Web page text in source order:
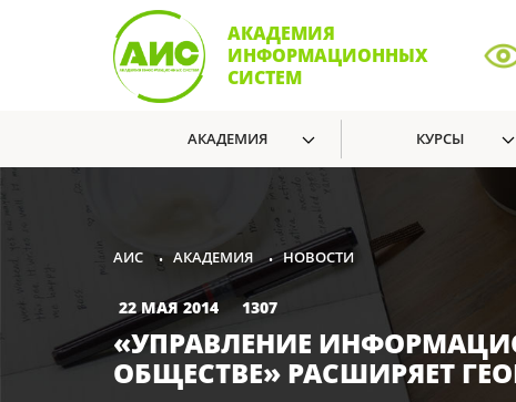
АКАДЕМИЯ
ИНФОРМАЦИОННЫХ
СИСТЕМ
АКАДЕМИЯ КУРСЫ
АИС • АКАДЕМИЯ • НОВОСТИ
22 МАЯ 2014 1307
«УПРАВЛЕНИЕ
ОБЩЕСТВЕ» РАСШИРЯЕТ